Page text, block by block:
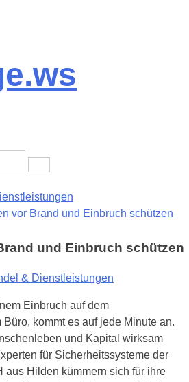
vor Brand und Einbruch schützen
und Einbruch schützen
& Dienstleistungen
Einbruch auf dem
kommt es auf jede Minute an.
und Kapital wirksam
für Sicherheitssysteme der
aus Hilden kümmern sich für ihre